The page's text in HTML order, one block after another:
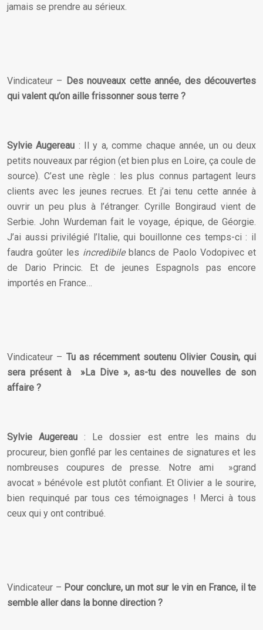
jamais se prendre au sérieux.
Vindicateur – Des nouveaux cette année, des découvertes
qui valent qu’on aille frissonner sous terre ?
Sylvie Augereau : Il y a, comme chaque année, un ou deux
petits nouveaux par région (et bien plus en Loire, ça coule de
source). C’est une règle : les plus connus partagent leurs
clients avec les jeunes recrues. Et j’ai tenu cette année à
ouvrir un peu plus à l’étranger. Cyrille Bongiraud vient de
Serbie. John Wurdeman fait le voyage, épique, de Géorgie.
J’ai aussi privilégié l’Italie, qui bouillonne ces temps-ci : il
faudra goûter les incredibileblancs de Paolo Vodopivec et
de Dario Princic. Et de jeunes Espagnols pas encore
importés en France…
Vindicateur – Tu as récemment soutenuOlivier Cousin, qui
sera présent à »La Dive », as-tu des nouvelles de son
affaire ?
Sylvie Augereau : Le dossier est entre les mains du
procureur, bien gonflé par les centaines de signatures et les
nombreuses coupures de presse. Notre ami »grand
avocat » bénévole est plutôt confiant. Et Olivier a le sourire,
bien requinqué par tous ces témoignages ! Merci à tous
ceux qui y ont contribué.
Vindicateur – Pour conclure, un mot sur le vin en France, il te
semble aller dans la bonne direction ?